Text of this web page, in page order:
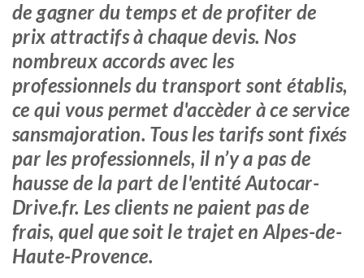
de gagner du temps et de profiter de
prix attractifs à chaque devis. Nos
nombreux accords avec les
professionnels du transport sont établis,
ce qui vous permet d'accèder à ce service
sansmajoration. Tous les tarifs sont fixés
par les professionnels, il n’y a pas de
hausse de la part de l'entité Autocar-
Drive.fr. Les clients ne paient pas de
frais, quel que soit le trajet en Alpes-de-
Haute-Provence.